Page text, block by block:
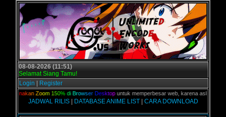
08-08-2026 (11:51)
Selamat Siang Tamu!
Login
Register
kan Zoom 150% di Browser De sktopuntuk memperbesar web, karena aslinya web
JADWAL RILIS| DATABASE ANIME LIST| CARA DOWNLOAD